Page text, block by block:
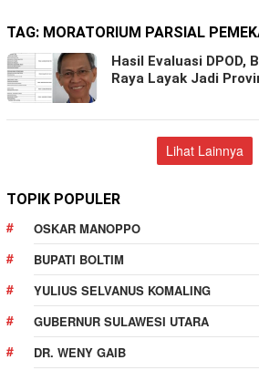
TAG: MORATORIUM PARSIAL
Hasil Evaluasi DPOD,
Raya Layak Jadi
Lihat Lainnya
TOPIK POPULER
OSKAR MANOPPO
BUPATI BOLTIM
YULIUS SELVANUS KOMALING
GUBERNUR SULAWESI UTARA
DR. WENY GAIB